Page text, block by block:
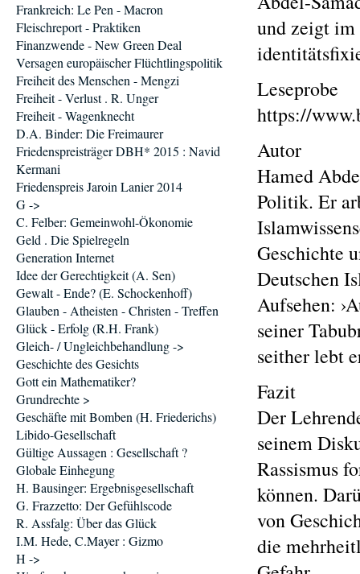
und zeigt im
Leseprobe
https://
Autor
Hamed
Politik. Er
Geschichte
Deutschen
Aufsehen:
seiner
seither lebt
Fazit
Der
seinem
Rassismus
können.
von
die
Frankreich: Le Pen - Macron
Fleischreport - Praktiken
Finanzwende - New Green Deal
Versagen europäischer Flüchtlingspolitik
Freiheit des Menschen - Mengzi
Freiheit - Verlust . R. Unger
Freiheit - Wagenknecht
D.A. Binder: Die Freimaurer
Friedenspreisträger DBH* 2015 : Navid
Kermani
Friedenspreis Jaroin Lanier 2014
G ->
C. Felber: Gemeinwohl-Ökonomie
Geld . Die Spielregeln
Generation Internet
Idee der Gerechtigkeit (A. Sen)
Gewalt - Ende? (E. Schockenhoff)
Glauben - Atheisten - Christen - Treffen
Glück - Erfolg (R.H. Frank)
Gleich- / Ungleichbehandlung ->
Geschichte des Gesichts
Gott ein Mathematiker?
Grundrechte >
Geschäfte mit Bomben (H. Friederichs)
Libido-Gesellschaft
Gültige Aussagen : Gesellschaft ?
Globale Einhegung
H. Bausinger: Ergebnisgesellschaft
G. Frazzetto: Der Gefühlscode
R. Assfalg: Über das Glück
I.M. Hede, C.Mayer : Gizmo
H ->